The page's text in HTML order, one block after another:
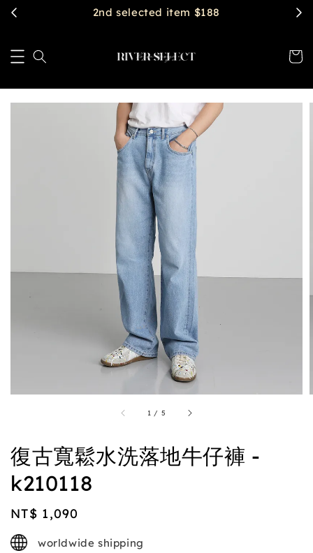
2nd selected item $188
1 / 5
復古寬鬆水洗落地牛仔褲 -
k210118
Regular
price
NT$ 1,090
worldwide shipping